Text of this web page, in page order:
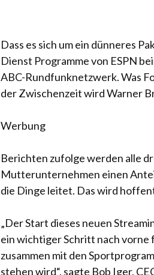
Dass es sich um ein dünneres
Dienst Programme von ESPN
ABC-Rundfunknetzwerk. Was
der Zwischenzeit wird Warner
Werbung
Berichten zufolge werden alle
Mutterunternehmen einen
die Dinge leitet. Das wird
„Der Start dieses neuen
ein wichtiger Schritt nach vorne
zusammen mit den
stehen wird“, sagte Bob Iger,